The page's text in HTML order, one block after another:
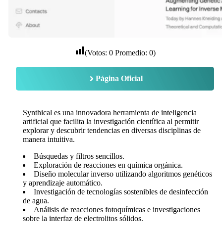
(Votos: 0Promedio: 0)
Página Oficial
Synthical es una innovadora herramienta de inteligencia
artificial que facilita la investigación científica al permitir
explorar y descubrir tendencias en diversas disciplinas de
manera intuitiva.
Búsquedas y filtros sencillos.
Exploración de reacciones en química orgánica.
Diseño molecular inverso utilizando algoritmos genéticos
y aprendizaje automático.
Investigación de tecnologías sostenibles de desinfección
de agua.
Análisis de reacciones fotoquímicas e investigaciones
sobre la interfaz de electrolitos sólidos.